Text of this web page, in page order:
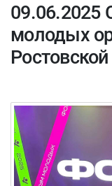
09.06.2025
молодых